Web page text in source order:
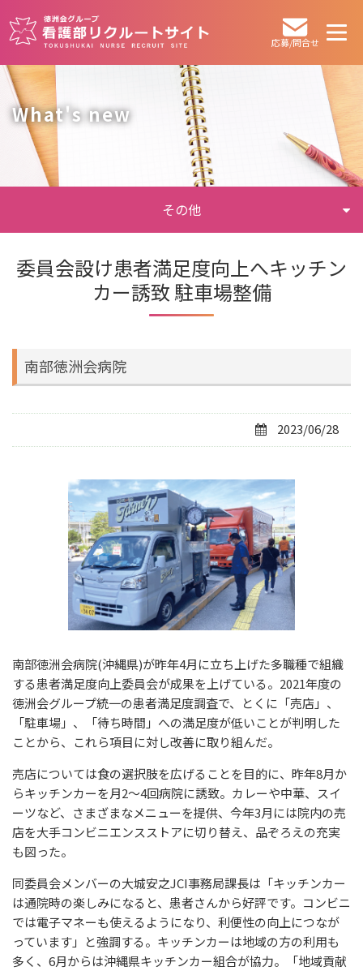
応募/問合せ
What's new
委員会設け患者満足度向上へキッチン
カー誘致 駐車場整備
南部徳洲会病院
2023/06/28
南部徳洲会病院(沖縄県)が昨年4月に立ち上げた多職種で組織
する患者満足度向上委員会が成果を上げている。2021年度の
徳洲会グループ統一の患者満足度調査で、とくに「売店」、
「駐車場」、「待ち時間」への満足度が低いことが判明した
ことから、これら項目に対し改善に取り組んだ。
売店については食の選択肢を広げることを目的に、昨年8月か
らキッチンカーを月2～4回病院に誘致。カレーや中華、スイ
ーツなど、さまざまなメニューを提供、今年3月には院内の売
店を大手コンビニエンスストアに切り替え、品ぞろえの充実
も図った。
同委員会メンバーの大城安之JCI事務局課長は「キッチンカー
は通院時の楽しみになると、患者さんから好評です。コンビニ
では電子マネーも使えるようになり、利便性の向上につなが
っています」と強調する。キッチンカーは地域の方の利用も
多く、6月からは沖縄県キッチンカー組合が協力。「地域貢献
その他